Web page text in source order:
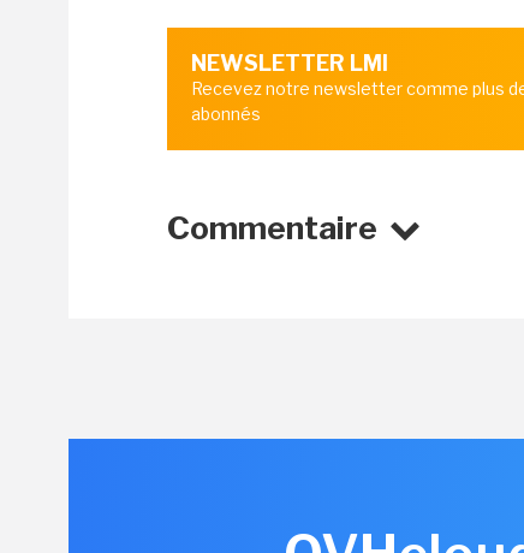
NEWSLETTER LMI
Recevez notre newsletter comme plus
abonnés
Commentaire